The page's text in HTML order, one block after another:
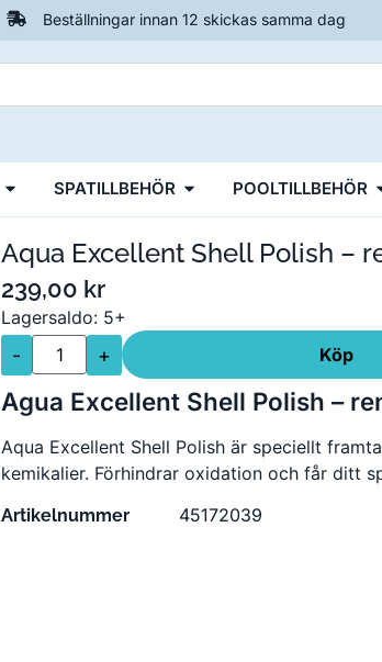
Beställningar innan 12 skickas samma dag
SPATILLBEHÖR POOLTILLBEHÖR
Aqua Excellent Shell Polish –
239,00 kr
Lagersaldo: 5+
- + Köp
Agua Excellent Shell Polish –
Aqua Excellent Shell Polish är speciellt
kemikalier. Förhindrar oxidation och får ditt
Artikelnummer 45172039